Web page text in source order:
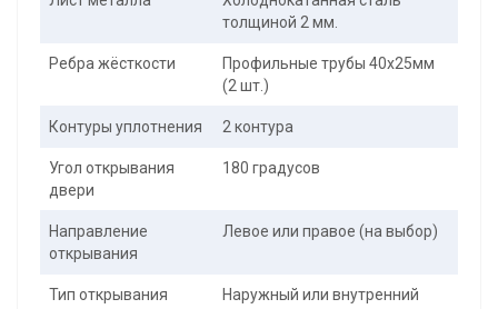
толщиной 2 мм.
Ребра жёсткости
Профильные трубы 40х25мм
(2 шт.)
Контуры уплотнения 2 контура
Угол открывания
двери
180 градусов
Направление
открывания
Левое или правое (на выбор)
Тип открывания Наружный или внутренний